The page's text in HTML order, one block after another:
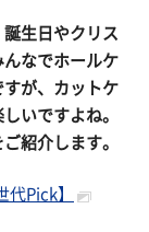
生日やクリス
なでホールケ
が、カットケ
いですよね。
紹介します。
代Pick】